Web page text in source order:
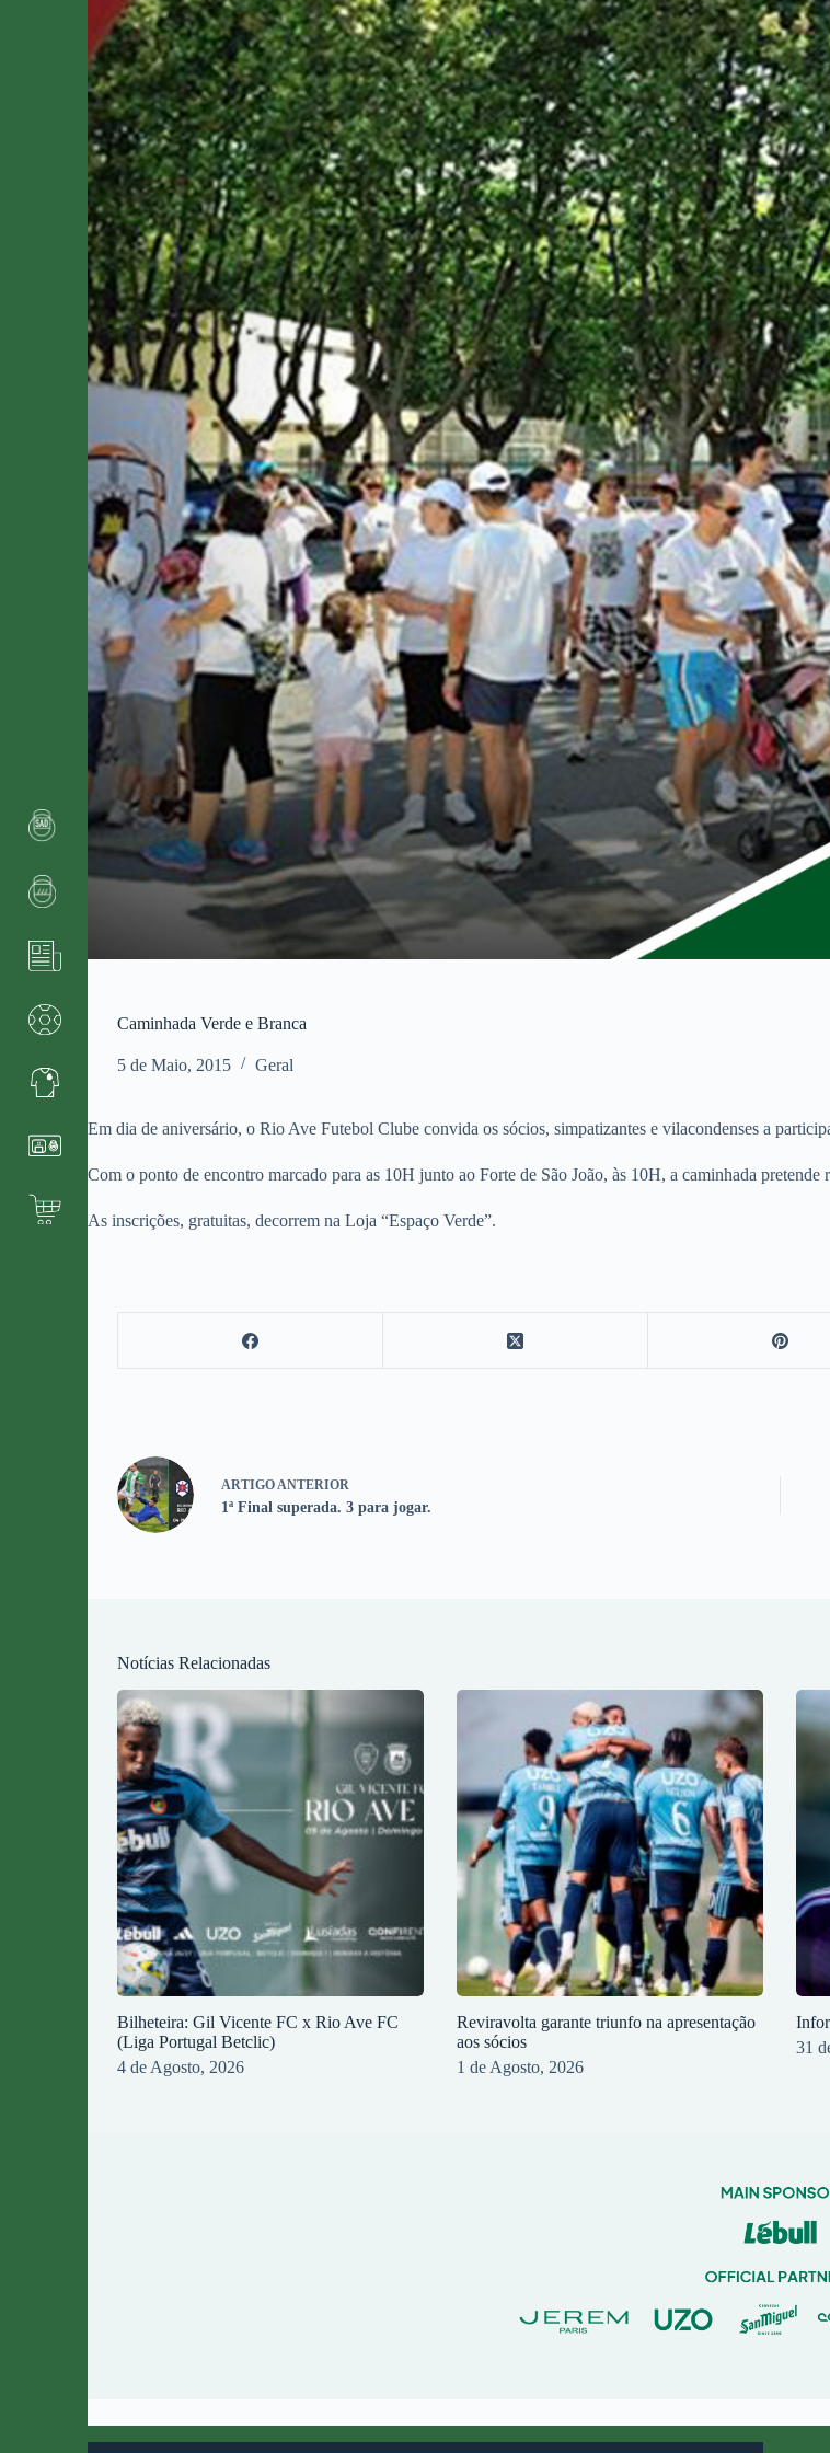
Caminhada Verde e Branca
5 de Maio, 2015 Geral
Em dia de aniversário, o Rio Ave Futebol Clube convida os sócios, simpatizantes e vilacondenses a
Com o ponto de encontro marcado para as 10H junto ao Forte de São João, às 10H, a caminhada
As inscrições, gratuitas, decorrem na Loja “Espaço Verde”.
ARTIGO ANTERIOR
1ª Final superada. 3 para jogar.
Notícias Relacionadas
Bilheteira: Gil Vicente FC x Rio Ave FC
(Liga Portugal Betclic)
4 de Agosto, 2026
Reviravolta garante triunfo na apresentação
aos sócios
1 de Agosto, 2026
31